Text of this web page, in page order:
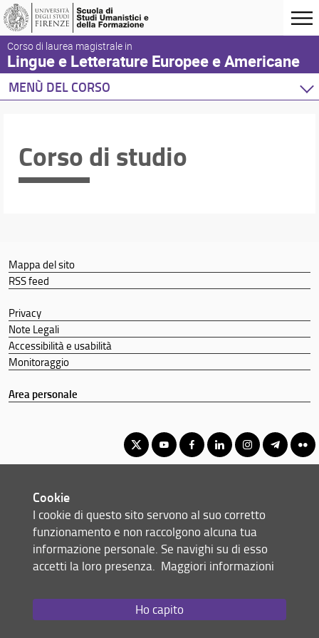
Corso di laurea magistrale in
Lingue e Letterature Europee e Americane
MENÙ DEL CORSO
Didattica
Orientamento
Corso di studio
Mappa del sito
RSS feed
Privacy
Note Legali
Accessibilità e usabilità
Monitoraggio
Area personale
© Copyright 2012-2026 Università degli Studi di Firenze UNIFI
P.IVA/Cod.Fis 01279680480
Via Laura, 48 - 50121 Firenze (FI)
Email:scuola(AT)st-umaform.unifi.it
Cookie
I cookie di questo sito servono al suo corretto
funzionamento e non raccolgono alcuna tua
informazione personale. Se navighi su di esso
accetti la loro presenza. Maggiori informazioni
Ho capito